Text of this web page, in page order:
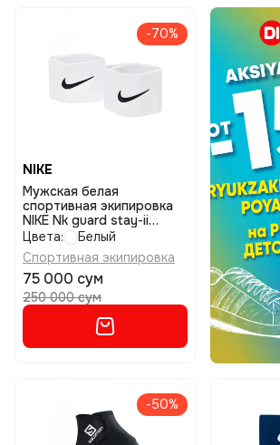
-70%
NIKE
Мужская белая
спортивная экипировка
NIKE Nk guard stay-ii
размер 1size
Цвета:
Белый
Спортивная экипировка
75 000 сум
250 000 сум
-50%